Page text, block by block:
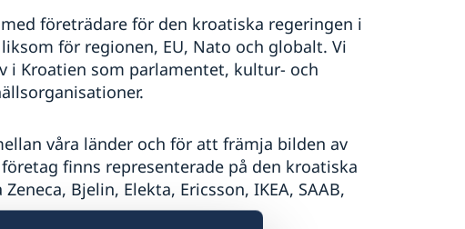
företrädare för den kroatiska regeringen i
för regionen, EU, Nato och globalt. Vi
i Kroatien som parlamentet, kultur- och
våra länder och för att främja bilden av
finns representerade på den kroatiska
Bjelin, Elekta, Ericsson, IKEA, SAAB,